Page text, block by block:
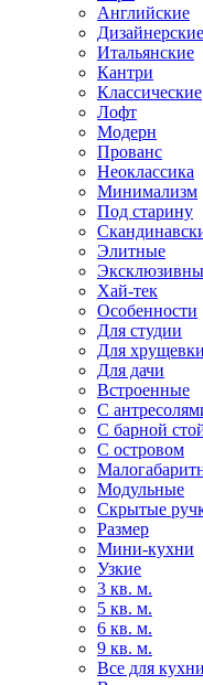
Английские
Дизайнерские
Итальянские
Кантри
Классические
Лофт
Модерн
Прованс
Неоклассика
Минимализм
Под старину
Элитные
Хай-тек
Особенности
Для студии
Для хрущевки
Для дачи
Встроенные
С
С барной
С островом
Модульные
Скрытые
Размер
Мини-кухни
Узкие
3 кв. м.
5 кв. м.
6 кв. м.
9 кв. м.
Все для кухни